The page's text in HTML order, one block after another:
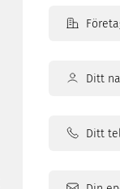
namn